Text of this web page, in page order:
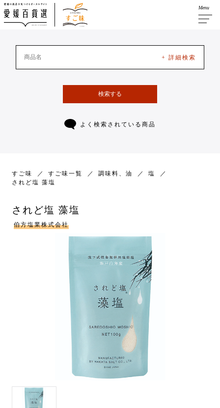
Menu
+ 詳細検索
検索する
よく検索されている商品
すご味 すご味一覧 調味料、油
塩
されど塩 藻塩
されど塩 藻塩
伯方塩業株式会社